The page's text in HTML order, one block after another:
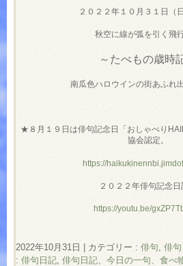
２０２２年１０月３１日
秋空に線が弧を引く飛
～たべもの歳時
南瓜色ハロウインの街あふれ
★８月１９日は俳句記念日「おしゃべり
協会認定。
https://
２０２２年俳句記念日
https://youtu.be/
2022年10月31日 カテゴリー : 俳句, 俳
: 俳句日記, 俳句日記、今日の一句、食べ